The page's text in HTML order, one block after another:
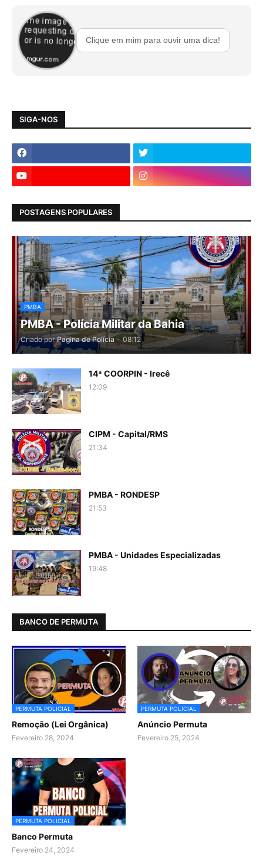
Clique em mim para ouvir uma dica!
SIGA-NOS
POSTAGENS POPULARES
PMBA
PMBA - Polícia Militar da Bahia
Criado por Pagina de Polícia - 08:12
14ª COORPIN - Irecê
12:09
CIPM - Capital/RMS
21:34
PMBA - RONDESP
21:53
PMBA - Unidades Especializadas
19:48
BANCO DE PERMUTA
PERMUTA POLICIAL
Remoção (Lei Orgânica)
Fevereiro 28, 2024
PERMUTA POLICIAL
Anúncio Permuta
Fevereiro 25, 2024
PERMUTA POLICIAL
Banco Permuta
Fevereiro 24, 2024